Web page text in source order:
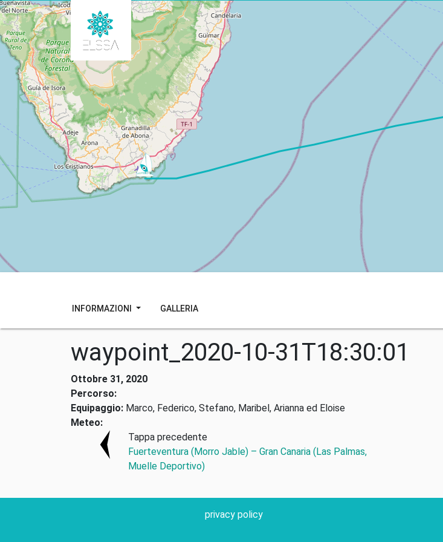
INFORMAZIONI GALLERIA
waypoint_2020-10-31T18:30:01
Ottobre 31, 2020
Percorso:
Equipaggio: Marco, Federico, Stefano, Maribel, Arianna ed Eloise
Meteo:
Tappa precedente
Fuerteventura (Morro Jable) – Gran Canaria (Las Palmas,
Muelle Deportivo)
privacy policy